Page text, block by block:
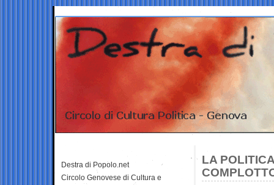
LA
Destra di Popolo.net
Circolo Genovese di Cultura e